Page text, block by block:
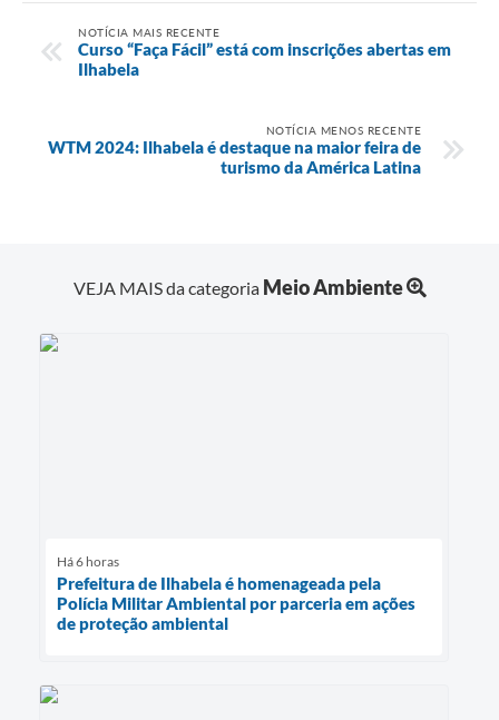
NOTÍCIA MAIS RECENTE
Curso “Faça Fácil” está com inscrições abertas em
Ilhabela
NOTÍCIA MENOS RECENTE
WTM 2024: Ilhabela é destaque na maior feira de
turismo da América Latina
VEJA MAIS da categoria Meio Ambiente
Há 6 horas
Prefeitura de Ilhabela é homenageada pela
Polícia Militar Ambiental por parceria em ações
de proteção ambiental